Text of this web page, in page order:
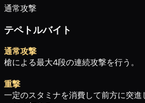
通常攻撃
テペトルバイト
通常攻撃
槍による最大4段の連続攻撃を行う。
重撃
一定のスタミナを消費して前方に突進